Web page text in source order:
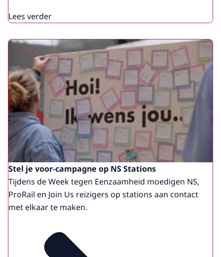
Lees verder
Stel je voor-campagne op NS Stations
Tijdens de Week tegen Eenzaamheid moedigen NS,
ProRail en Join Us reizigers op stations aan contact
met elkaar te maken.